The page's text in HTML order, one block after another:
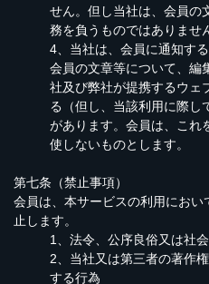
せん。但し当社は、会員の
務を負うものではありませ
4、当社は、会員に通知す
会員の文章等について、編
社及び弊社が提携するウェ
る（但し、当該利用に際し
があります。会員は、これ
使しないものとします。
第七条（禁止事項）
会員は、本サービスの利用にお
止します。
1、法令、公序良俗又は社
2、当社又は第三者の著作
する行為